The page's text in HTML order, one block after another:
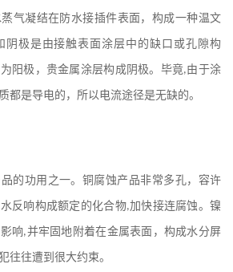
蒸气凝结在防水接插件表面，构成一种温文
阴极是由接触表面涂层中的缺口或孔隙构
阳极，贵金属涂层构成阴极。毕竟, 由于涂
都是导电的，所以电流途径是无缺的。
的功用之一。铜腐蚀产品非常多孔，容许
反响构成额定的化合物,加快接连腐蚀。镍
响 ,并牢固地附着在金属表面，构成水分屏
往往遭到很大约束。